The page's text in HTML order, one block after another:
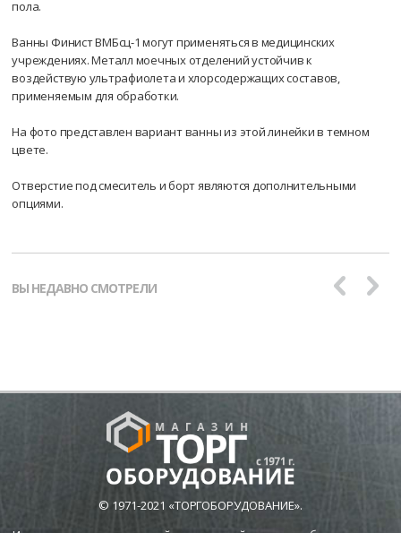
пола.
Ванны Финист ВМБсц-1 могут применяться в медицинских
учреждениях. Металл моечных отделений устойчив к
воздействую ультрафиолета и хлорсодержащих составов,
применяемым для обработки.
На фото представлен вариант ванны из этой линейки в темном
цвете.
Отверстие под смеситель и борт являются дополнительными
опциями.
ВЫ НЕДАВНО СМОТРЕЛИ
© 1971-2021 «ТОРГОБОРУДОВАНИЕ».